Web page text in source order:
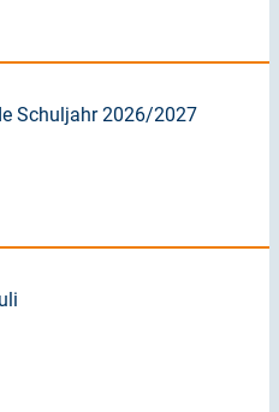
Schuljahr 2026/2027